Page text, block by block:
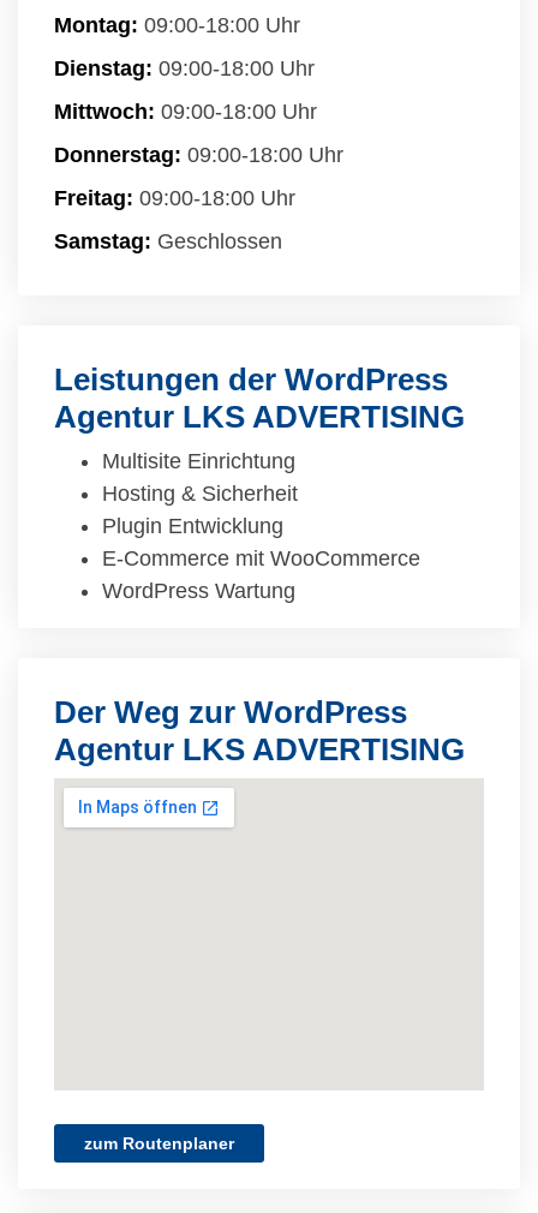
Montag: 09:00-18:00 Uhr
Dienstag: 09:00-18:00 Uhr
Mittwoch: 09:00-18:00 Uhr
Donnerstag: 09:00-18:00 Uhr
Freitag: 09:00-18:00 Uhr
Samstag: Geschlossen
Leistungen der WordPress
Agentur LKS ADVERTISING
Multisite Einrichtung
Hosting & Sicherheit
Plugin Entwicklung
E-Commerce mit WooCommerce
WordPress Wartung
Der Weg zur WordPress
Agentur LKS ADVERTISING
zum Routenplaner